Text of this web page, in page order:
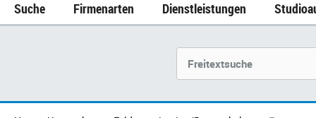
Suche Firmenarten Dienstleistungen